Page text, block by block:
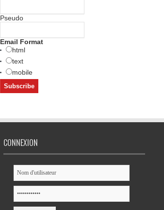
Pseudo
Email Format
html
text
mobile
CONNEXION